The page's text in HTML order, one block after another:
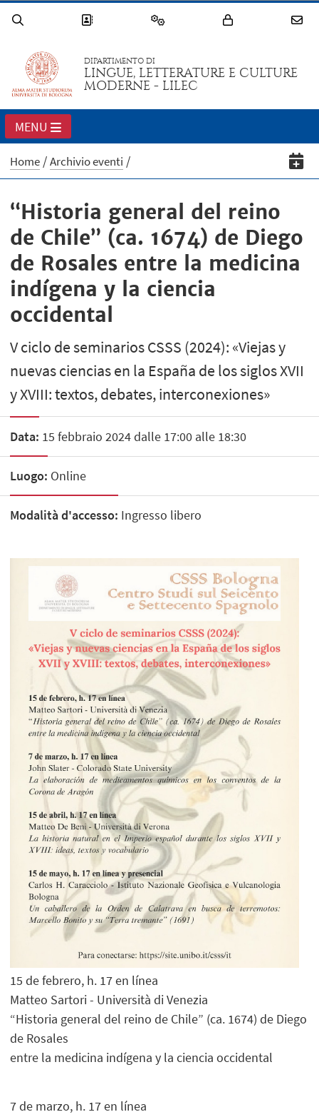
DIPARTIMENTO DI
LINGUE, LETTERATURE E CULTURE
MODERNE - LILEC
MENU
Home Archivio eventi
“Historia general del reino
de Chile” (ca. 1674) de Diego
de Rosales entre la medicina
indígena y la ciencia
occidental
V ciclo de seminarios CSSS (2024): «Viejas y
nuevas ciencias en la España de los siglos XVII
y XVIII: textos, debates, interconexiones»
Data: 15 febbraio 2024 dalle 17:00 alle 18:30
Luogo: Online
Modalità d'accesso: Ingresso libero
15 de febrero, h. 17 en línea
Matteo Sartori - Università di Venezia
“Historia general del reino de Chile” (ca. 1674) de Diego
de Rosales
entre la medicina indígena y la ciencia occidental
7 de marzo, h. 17 en línea